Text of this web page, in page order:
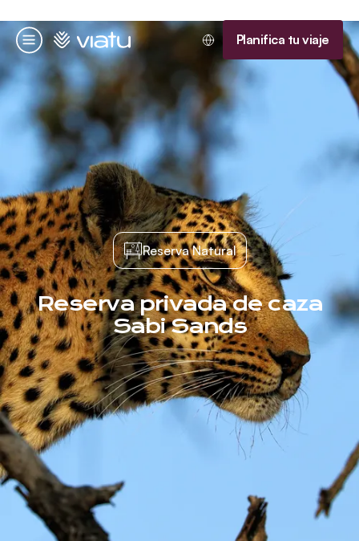
Menú
Página de inicio Planifica tu viaje
Reserva Natural
Reserva privada de caza
Sabi Sands